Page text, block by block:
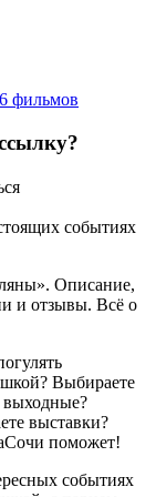
6 фильмов
событиях
Описание,
и отзывы. Всё о
Выбираете
выходные?
выставки?
поможет!
событиях